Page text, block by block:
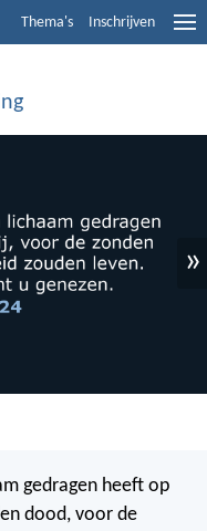
Thema's Inschrijven
»
gedragen heeft op
dood, voor de